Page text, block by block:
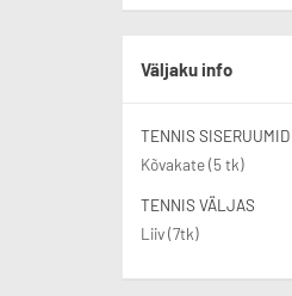
Väljaku info
TENNIS SISERUUMID
Kõvakate (5 tk)
TENNIS VÄLJAS
Liiv (7tk)